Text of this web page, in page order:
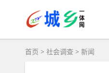
首页 > 社会调查 > 新闻